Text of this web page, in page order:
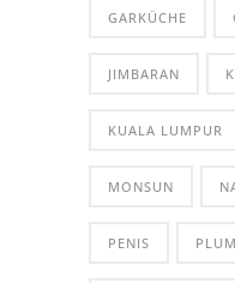
GARKÜCHE
JIMBARAN
KUALA LUMPUR
MONSUN
PENIS